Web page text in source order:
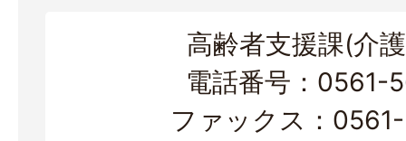
高齢者支援課(介
電話番号：0561-
ファックス：